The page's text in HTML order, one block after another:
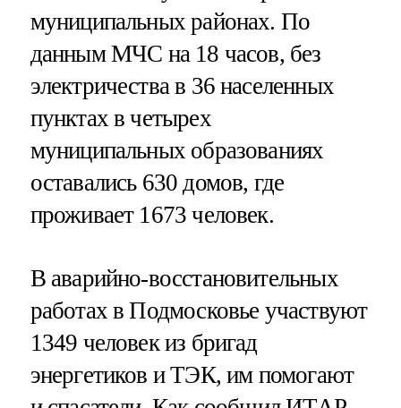
муниципальных районах. По
данным МЧС на 18 часов, без
электричества в 36 населенных
пунктах в четырех
муниципальных образованиях
оставались 630 домов, где
проживает 1673 человек.
В аварийно-восстановительных
работах в Подмосковье участвуют
1349 человек из бригад
энергетиков и ТЭК, им помогают